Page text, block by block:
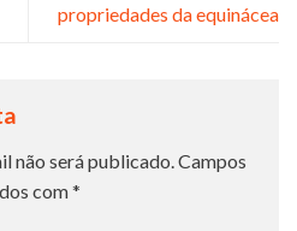
propriedades da equinácea
não será publicado. Campos
com*